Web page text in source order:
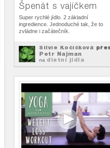
Špenát s vajíčkem
Super rychlé jídlo. 2 základní
ingredience. Jednoduché tak, že to
zvládne i začátečník.
Silvie Kočičková
Petr Najman
na dietní jídla